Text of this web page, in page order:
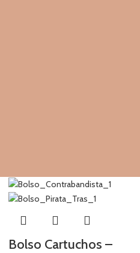
Bolso Cartuchos –